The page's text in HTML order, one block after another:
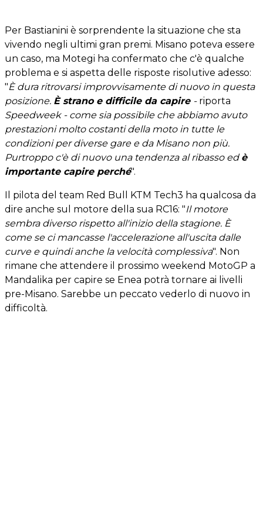
Per Bastianini è sorprendente la situazione che sta
vivendo negli ultimi gran premi. Misano poteva essere
un caso, ma Motegi ha confermato che c'è qualche
problema e si aspetta delle risposte risolutive adesso:
"È dura ritrovarsi improvvisamente di nuovo in questa
posizione. È strano e difficile da capire - riporta
Speedweek - come sia possibile che abbiamo avuto
prestazioni molto costanti della moto in tutte le
condizioni per diverse gare e da Misano non più.
Purtroppo c'è di nuovo una tendenza al ribasso edè
importante capire perché".
Il pilota del team Red Bull KTM Tech3 ha qualcosa da
dire anche sul motore della sua RC16: "Il motore
sembra diverso rispetto all'inizio della stagione. È
come se ci mancasse l'accelerazione all'uscita dalle
curve e quindi anche la velocità complessiva". Non
rimane che attendere il prossimo weekend MotoGP a
Mandalika per capire se Enea potrà tornare ai livelli
pre-Misano. Sarebbe un peccato vederlo di nuovo in
difficoltà.